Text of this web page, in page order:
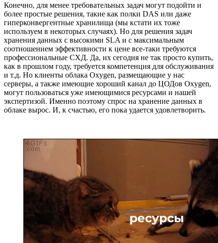
Конечно, для менее требовательных задач могут подойти и
более простые решения, такие как полки DAS или даже
гиперконвергентные хранилища (мы кстати их тоже
используем в некоторых случаях). Но для решения задач
хранения данных с высокими SLA и с максимальным
соотношением эффективности к цене все-таки требуются
профессиональные СХД. Да, их сегодня не так просто купить,
как в прошлом году, требуется компетенция для обслуживания
и т.д. Но клиенты облака Oxygen, размещающие у нас
серверы, а также имеющие хороший канал до ЦОДов Oxygen,
могут пользоваться уже имеющимися ресурсами и нашей
экспертизой. Именно поэтому спрос на хранение данных в
облаке вырос. И, к счастью, его пока удается удовлетворить.